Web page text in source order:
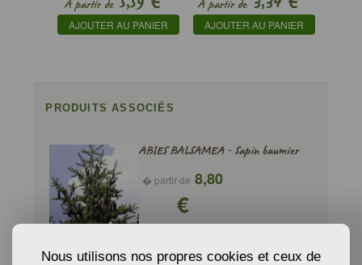
À partir de
AJOUTER AU PANIER
À partir de
AJOUTER AU PANIER
PRODUITS ASSOCIÉS
ABIES BALSAMEA - Sapin baumier
� partir de 8,80
€
Nous utilisons nos propres cookies et ceux de